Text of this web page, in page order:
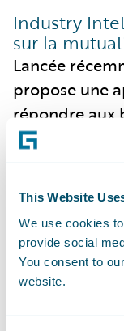
This Website
We use cookies
provide social
You consent to
website.
Industry
sur la
Lancée
propose une
répondre aux
disposant de
mutualiser
l’échelle de